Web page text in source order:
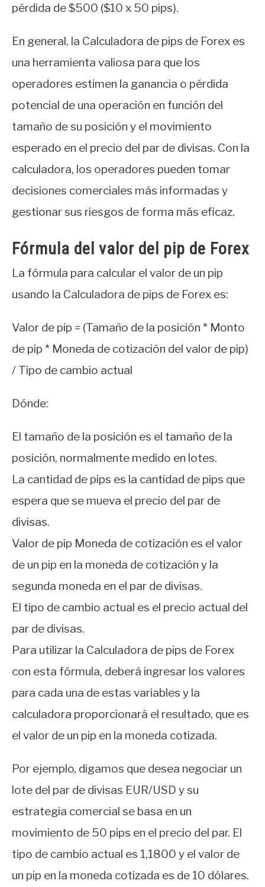
pérdida de $500 ($10 x 50 pips).
En general, la Calculadora de pips de Forex es
una herramienta valiosa para que los
operadores estimen la ganancia o pérdida
potencial de una operación en función del
tamaño de su posición y el movimiento
esperado en el precio del par de divisas. Con la
calculadora, los operadores pueden tomar
decisiones comerciales más informadas y
gestionar sus riesgos de forma más eficaz.
Fórmula del valor del pip de Forex
La fórmula para calcular el valor de un pip
usando la Calculadora de pips de Forex es:
Valor de pip = (Tamaño de la posición * Monto
de pip * Moneda de cotización del valor de pip)
/ Tipo de cambio actual
Dónde:
El tamaño de la posición es el tamaño de la
posición, normalmente medido en lotes.
La cantidad de pips es la cantidad de pips que
espera que se mueva el precio del par de
divisas.
Valor de pip Moneda de cotización es el valor
de un pip en la moneda de cotización y la
segunda moneda en el par de divisas.
El tipo de cambio actual es el precio actual del
par de divisas.
Para utilizar la Calculadora de pips de Forex
con esta fórmula, deberá ingresar los valores
para cada una de estas variables y la
calculadora proporcionará el resultado, que es
el valor de un pip en la moneda cotizada.
Por ejemplo, digamos que desea negociar un
lote del par de divisas EUR/USD y su
estrategia comercial se basa en un
movimiento de 50 pips en el precio del par. El
tipo de cambio actual es 1,1800 y el valor de
un pip en la moneda cotizada es de 10 dólares.